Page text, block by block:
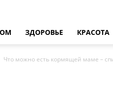
ЗДОРОВЬЕ КРАСОТА
Что можно есть кормящей маме –